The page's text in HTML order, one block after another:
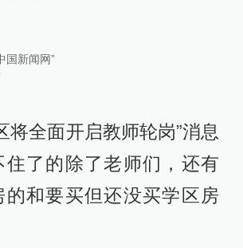
国新闻网”
将全面开启教师轮岗”消息
住了的除了老师们，还有
的和要买但还没买学区房